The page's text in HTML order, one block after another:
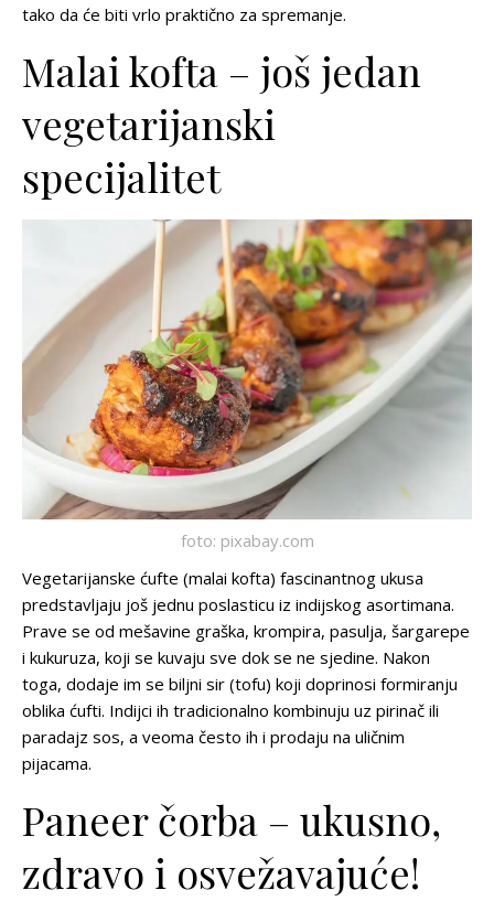
tako da će biti vrlo praktično za spremanje.
Malai kofta – još jedan
vegetarijanski
specijalitet
foto: pixabay.com
Vegetarijanske ćufte (malai kofta) fascinantnog ukusa
predstavljaju još jednu poslasticu iz indijskog asortimana.
Prave se od mešavine graška, krompira, pasulja, šargarepe
i kukuruza, koji se kuvaju sve dok se ne sjedine. Nakon
toga, dodaje im se biljni sir (tofu) koji doprinosi formiranju
oblika ćufti. Indijci ih tradicionalno kombinuju uz pirinač ili
paradajz sos, a veoma često ih i prodaju na uličnim
pijacama.
Paneer čorba – ukusno,
zdravo i osvežavajuće!